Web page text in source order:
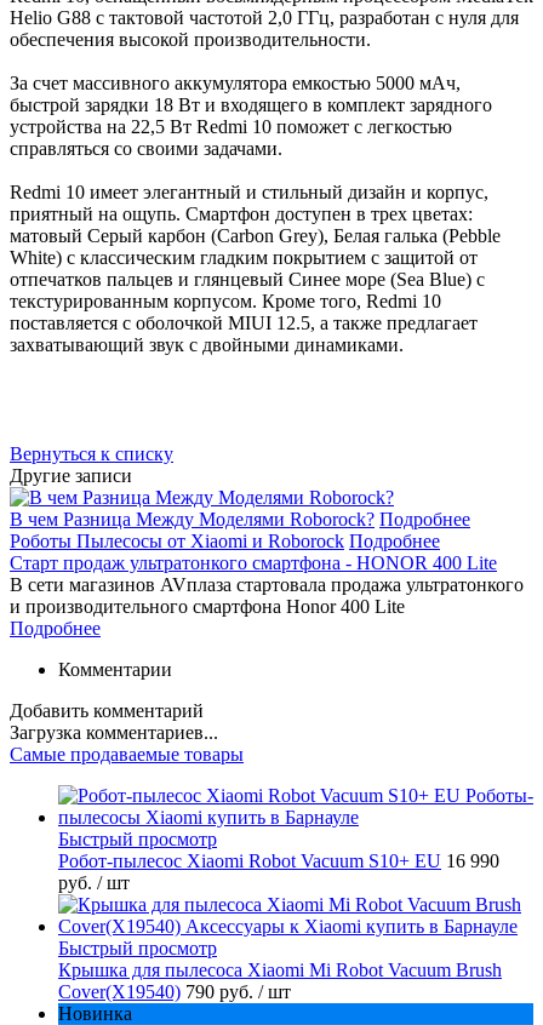
Helio G88 с тактовой частотой 2,0 ГГц, разработан с нуля для
обеспечения высокой производительности.
За счет массивного аккумулятора емкостью 5000 мАч,
быстрой зарядки 18 Вт и входящего в комплект зарядного
устройства на 22,5 Вт Redmi 10 поможет с легкостью
справляться со своими задачами.
Redmi 10 имеет элегантный и стильный дизайн и корпус,
приятный на ощупь. Смартфон доступен в трех цветах:
матовый Серый карбон (Carbon Grey), Белая галька (Pebble
White) с классическим гладким покрытием с защитой от
отпечатков пальцев и глянцевый Синее море (Sea Blue) с
текстурированным корпусом. Кроме того, Redmi 10
поставляется с оболочкой MIUI 12.5, а также предлагает
захватывающий звук с двойными динамиками.
Вернуться к списку
Другие записи
В чем Разница Между Моделями Roborock? Подробнее
Роботы Пылесосы от Xiaomi и Roborock Подробнее
Старт продаж ультратонкого смартфона - HONOR 400 Lite
В сети магазинов AVплаза стартовала продажа ультратонкого
и производительного смартфона Honor 400 Lite
Подробнее
Комментарии
Добавить комментарий
Загрузка комментариев...
Самые продаваемые товары
Быстрый просмотр
Робот-пылесос Xiaomi Robot Vacuum S10+ EU 16 990
руб. / шт
Быстрый просмотр
Крышка для пылесоса Xiaomi Mi Robot Vacuum Brush
Cover(X19540) 790 руб. / шт
Новинка